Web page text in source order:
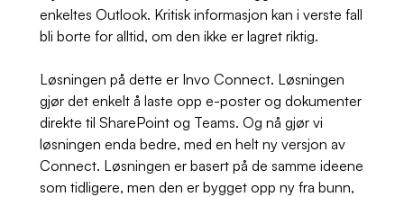
enkeltes Outlook. Kritisk informasjon kan i verste fall
bli borte for alltid, om den ikke er lagret riktig.
Løsningen på dette er Invo Connect. Løsningen
gjør det enkelt å laste opp e-poster og dokumenter
direkte til SharePoint og Teams. Og nå gjør vi
løsningen enda bedre, med en helt ny versjon av
Connect. Løsningen er basert på de samme ideene
som tidligere, men den er bygget opp ny fra bunn,